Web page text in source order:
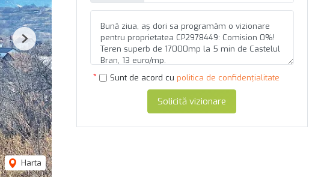
Harta
Next
Sunt de acord cu politica de confidențialitate
Solicită vizionare